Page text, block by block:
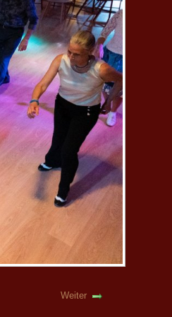
Weiter